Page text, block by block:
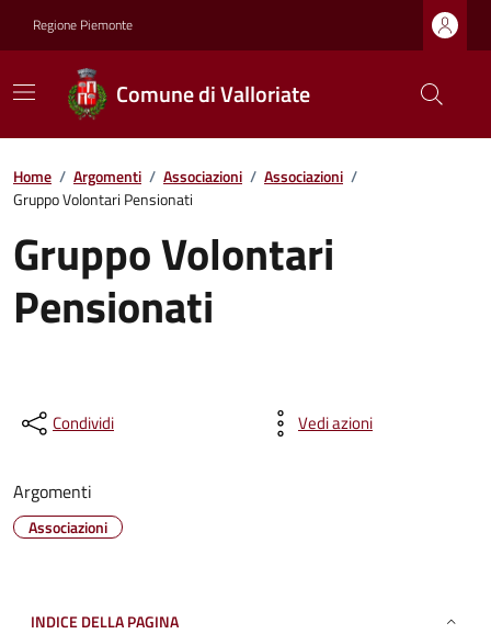
Regione Piemonte
Comune di Valloriate
Home / Argomenti / Associazioni / Associazioni /
Gruppo Volontari Pensionati
Gruppo Volontari
Pensionati
Condividi Vedi azioni
Argomenti
Associazioni
INDICE DELLA PAGINA